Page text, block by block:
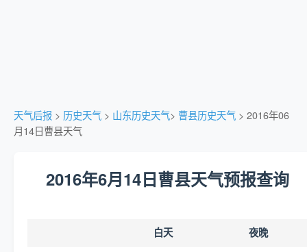
天气后报 > 历史天气 > 山东历史天气> 曹县历史天气 > 2016年06
月14日曹县天气
2016年6月14日曹县天气预报查询
白天 夜晚